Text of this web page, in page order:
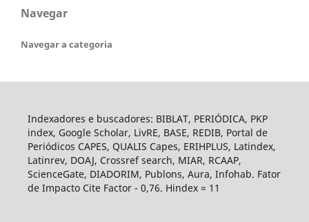
Navegar
Navegar a categoria
Indexadores e buscadores: BIBLAT, PERIÓDICA, PKP
index, Google Scholar, LivRE, BASE, REDIB, Portal de
Periódicos CAPES, QUALIS Capes, ERIHPLUS, Latindex,
Latinrev, DOAJ, Crossref search, MIAR, RCAAP,
ScienceGate, DIADORIM, Publons, Aura, Infohab. Fator
de Impacto Cite Factor - 0,76. Hindex = 11